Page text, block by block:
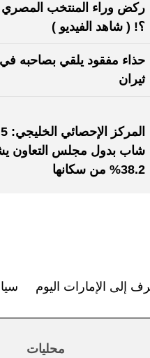
ركض وراء المنتخب المصري
؟! ( شاهد الفيديو )
حذاء مفقود يلقي بصاحبه
ثيران
شاب بدول مجلس التعاون
38.2% من سكانها
إلى الإمارات اليوم
محليات